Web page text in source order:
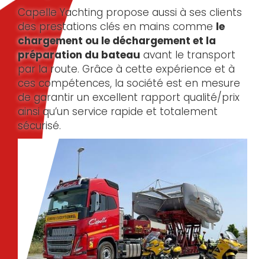
Capelle Yachting propose aussi à ses clients
des prestations clés en mains comme le
chargement ou le déchargement et la
préparation du bateau avant le transport
par la route. Grâce à cette expérience et à
ces compétences, la société est en mesure
de garantir un excellent rapport qualité/prix
ainsi qu’un service rapide et totalement
sécurisé.